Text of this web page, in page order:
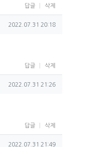
답글 삭제
작성일
2022.07.31 20:18
답글 삭제
작성일
2022.07.31 21:26
답글 삭제
작성일
2022.07.31 21:49